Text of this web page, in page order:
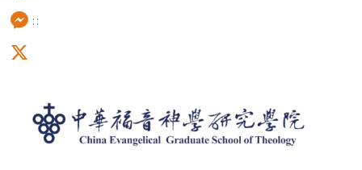
:::
Line
Messenger